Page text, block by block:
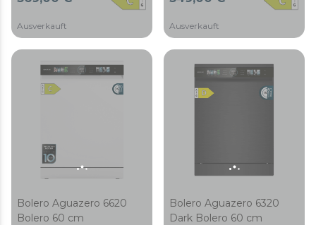
mit 15 Maßgedecken,
Inverter-Motor, XXL-
FullColor-Display, Smart
Wash, UV-Licht, Turbo
Dry+, AutoClean, Halbe
Beladung, Delay Start,
Ausverkauft
Maßgedecken, Klasse C, 8
Motor, XXL-FullColor-
Display, Smart Wash, UV-
Licht, Turbo Dry+,
AutoClean, Halbe
Beladung, Delay Start,
Ausverkauft
Bolero Aguazero 6620
Bolero 60 cm
Bolero Aguazero 6320
Dark Bolero 60 cm